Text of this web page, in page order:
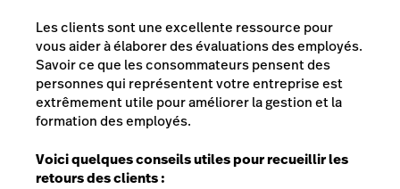
Les clients sont une excellente ressource pour
vous aider à élaborer des évaluations des employés.
Savoir ce que les consommateurs pensent des
personnes qui représentent votre entreprise est
extrêmement utile pour améliorer la gestion et la
formation des employés.
Voici quelques conseils utiles pour recueillir les
retours des clients :